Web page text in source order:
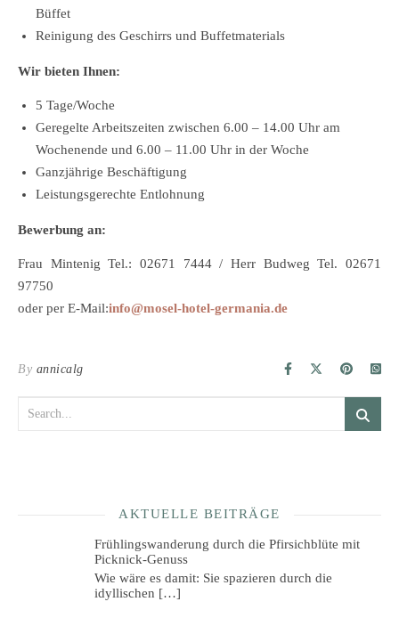
Büffet
Reinigung des Geschirrs und Buffetmaterials
Wir bieten Ihnen:
5 Tage/Woche
Geregelte Arbeitszeiten zwischen 6.00 – 14.00 Uhr am
Wochenende und 6.00 – 11.00 Uhr in der Woche
Ganzjährige Beschäftigung
Leistungsgerechte Entlohnung
Bewerbung an:
Frau Mintenig Tel.: 02671 7444 / Herr Budweg Tel. 02671
97750
oder per E-Mail:info@mosel-hotel-germania.de
By annicalg
AKTUELLE BEITRÄGE
Frühlingswanderung durch die Pfirsichblüte mit
Picknick-Genuss
Wie wäre es damit: Sie spazieren durch die
idyllischen […]